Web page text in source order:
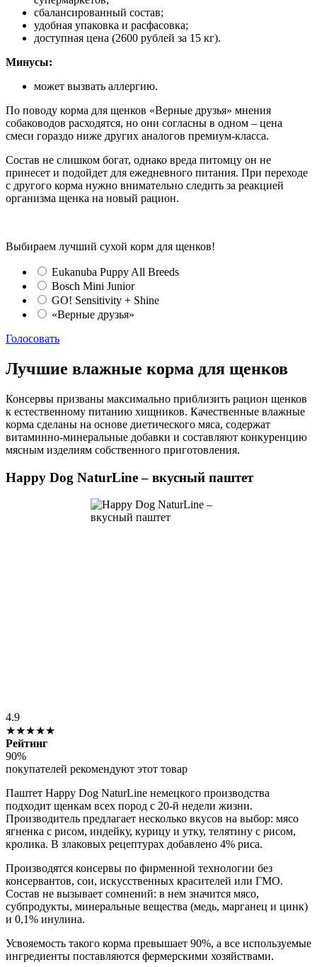
сбалансированный состав;
удобная упаковка и расфасовка;
доступная цена (2600 рублей за 15 кг).
Минусы:
может вызвать аллергию.
По поводу корма для щенков «Верные друзья» мнения
собаководов расходятся, но они согласны в одном – цена
смеси гораздо ниже других аналогов премиум-класса.
Состав не слишком богат, однако вреда питомцу он не
принесет и подойдет для ежедневного питания. При переходе
с другого корма нужно внимательно следить за реакцией
организма щенка на новый рацион.
Выбираем лучший сухой корм для щенков!
Eukanuba Puppy All Breeds
Bosch Mini Junior
GO! Sensitivity + Shine
«Верные друзья»
Голосовать
Лучшие влажные корма для щенков
Консервы призваны максимально приблизить рацион щенков
к естественному питанию хищников. Качественные влажные
корма сделаны на основе диетического мяса, содержат
витаминно-минеральные добавки и составляют конкуренцию
мясным изделиям собственного приготовления.
Happy Dog NaturLine – вкусный паштет
4.9
★★★★★
Рейтинг
90%
покупателей рекомендуют этот товар
Паштет Happy Dog NaturLine немецкого производства
подходит щенкам всех пород с 20-й недели жизни.
Производитель предлагает несколько вкусов на выбор: мясо
ягненка с рисом, индейку, курицу и утку, телятину с рисом,
кролика. В злаковых рецептурах добавлено 4% риса.
Производятся консервы по фирменной технологии без
консервантов, сои, искусственных красителей или ГМО.
Состав не вызывает сомнений: в нем значится мясо,
субпродукты, минеральные вещества (медь, марганец и цинк)
и 0,1% инулина.
Усвояемость такого корма превышает 90%, а все используемые
ингредиенты поставляются фермерскими хозяйствами.